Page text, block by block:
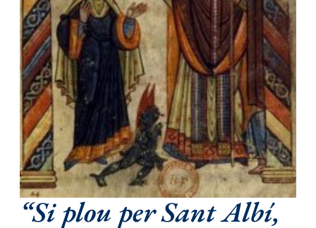
“Si plou per Sant Albí,